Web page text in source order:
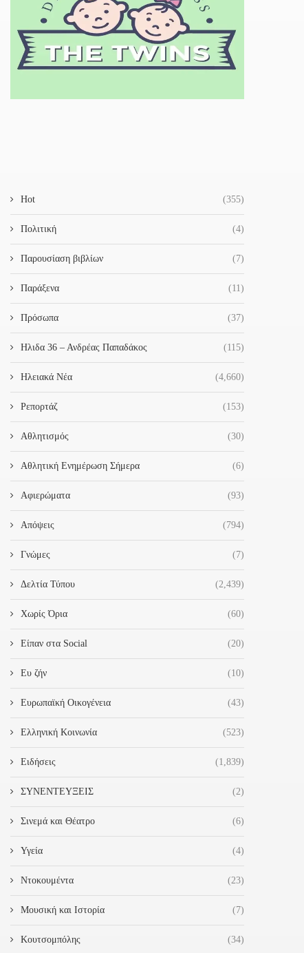
Hot (355)
Πολιτική (4)
Παρουσίαση βιβλίων (7)
Παράξενα (11)
Πρόσωπα (37)
Ηλιδα 36 – Ανδρέας Παπαδάκος (115)
Ηλειακά Νέα (4,660)
Ρεπορτάζ (153)
Αθλητισμός (30)
Αθλητική Ενημέρωση Σήμερα (6)
Αφιερώματα (93)
Απόψεις (794)
Γνώμες (7)
Δελτία Τύπου (2,439)
Χωρίς Όρια (60)
Είπαν στα Social (20)
Ευ ζήν (10)
Ευρωπαϊκή Οικογένεια (43)
Ελληνική Κοινωνία (523)
Ειδήσεις (1,839)
ΣΥΝΕΝΤΕΥΞΕΙΣ (2)
Σινεμά και Θέατρο (6)
Υγεία (4)
Ντοκουμέντα (23)
Μουσική και Ιστορία (7)
Κουτσομπόλης (34)